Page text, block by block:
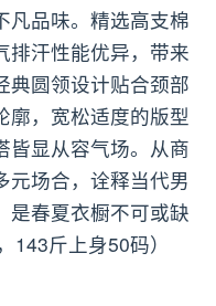
凡品味。精选高支棉
排汗性能优异，带来
典圆领设计贴合颈部
廓，宽松适度的版型
皆显从容气场。从商
元场合，诠释当代男
是春夏衣橱不可或缺
斤上身50码）